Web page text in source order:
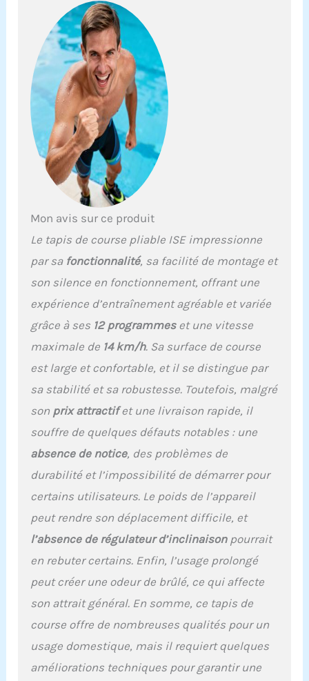
Mon avis sur ce produit
Le tapis de course pliable ISE impressionne
par sa fonctionnalité, sa facilité de montage et
son silence en fonctionnement, offrant une
expérience d’entraînement agréable et variée
grâce à ses 12 programmeset une vitesse
maximale de 14 km/h. Sa surface de course
est large et confortable, et il se distingue par
sa stabilité et sa robustesse. Toutefois, malgré
son prix attractifet une livraison rapide, il
souffre de quelques défauts notables : une
absence de notice, des problèmes de
durabilité et l’impossibilité de démarrer pour
certains utilisateurs. Le poids de l’appareil
peut rendre son déplacement difficile, et
l’absence de régulateur d’inclinaisonpourrait
en rebuter certains. Enfin, l’usage prolongé
peut créer une odeur de brûlé, ce qui affecte
son attrait général. En somme, ce tapis de
course offre de nombreuses qualités pour un
usage domestique, mais il requiert quelques
améliorations techniques pour garantir une